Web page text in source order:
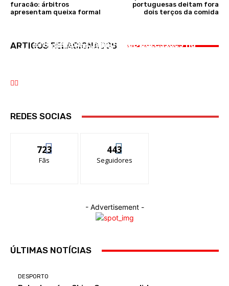
furacão: árbitros
apresentam queixa formal
portuguesas deitam fora
dois terços da comida
ARTIGOS RELACIONADOS
títulonoPadelGrand Champions
GNR deteve suspeitos de agressões na
Motociclista morre atropelado por pesado na
REDES SOCIAS
723
Fãs
443
Seguidores
- Advertisement -
ÚLTIMAS NOTÍCIAS
DESPORTO